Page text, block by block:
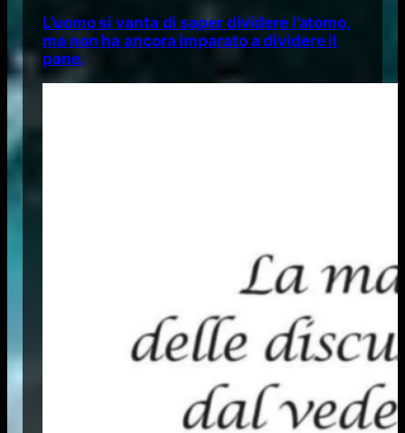
L’uomo si vanta di saper dividere l’atomo,
ma non ha ancora imparato a dividere il
pane.